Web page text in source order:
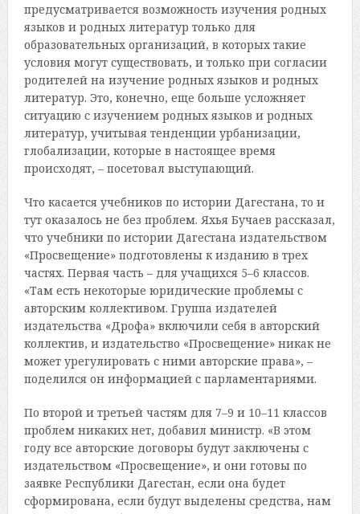
предусматривается возможность изучения родных
языков и родных литератур только для
образовательных организаций, в которых такие
условия могут существовать, и только при согласии
родителей на изучение родных языков и родных
литератур. Это, конечно, еще больше усложняет
ситуацию с изучением родных языков и родных
литератур, учитывая тенденции урбанизации,
глобализации, которые в настоящее время
происходят, – посетовал выступающий.
Что касается учебников по истории Дагестана, то и
тут оказалось не без проблем. Яхья Бучаев рассказал,
что учебники по истории Дагестана издательством
«Просвещение» подготовлены к изданию в трех
частях. Первая часть – для учащихся 5–6 классов.
«Там есть некоторые юридические проблемы с
авторским коллективом. Группа издателей
издательства «Дрофа» включили себя в авторский
коллектив, и издательство «Просвещение» никак не
может урегулировать с ними авторские права», –
поделился он информацией с парламентариями.
По второй и третьей частям для 7–9 и 10–11 классов
проблем никаких нет, добавил министр. «В этом
году все авторские договоры будут заключены с
издательством «Просвещение», и они готовы по
заявке Республики Дагестан, если она будет
сформирована, если будут выделены средства, нам